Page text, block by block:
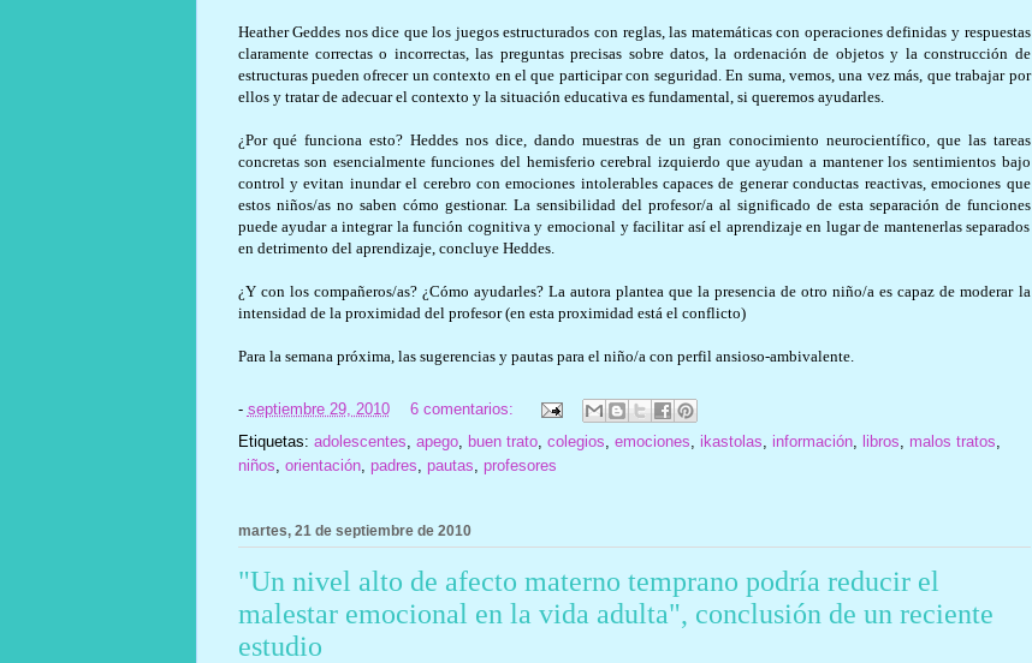
Heather Geddes nos dice que los juegos estructurados con reglas, las matemáticas con operaciones definidas y respuestas
claramente correctas o incorrectas, las preguntas precisas sobre datos, la ordenación de objetos y la construcción de
estructuras pueden ofrecer un contexto en el que participar con seguridad. En suma, vemos, una vez más, que trabajar por
ellos y tratar de adecuar el contexto y la situación educativa es fundamental, si queremos ayudarles.
¿Por qué funciona esto? Heddes nos dice, dando muestras de un gran conocimiento neurocientífico, que las tareas
concretas son esencialmente funciones del hemisferio cerebral izquierdo que ayudan a mantener los sentimientos bajo
control y evitan inundar el cerebro con emociones intolerables capaces de generar conductas reactivas, emociones que
estos niños/as no saben cómo gestionar. La sensibilidad del profesor/a al significado de esta separación de funciones
puede ayudar a integrar la función cognitiva y emocional y facilitar así el aprendizaje en lugar de mantenerlas separados
en detrimento del aprendizaje, concluye Heddes.
¿Y con los compañeros/as? ¿Cómo ayudarles? La autora plantea que la presencia de otro niño/a es capaz de moderar la
intensidad de la proximidad del profesor (en esta proximidad está el conflicto)
Para la semana próxima, las sugerencias y pautas para el niño/a con perfil ansioso-ambivalente.
- septiembre 29, 2010
6 comentarios:
Etiquetas: adolescentes apego, buen trato, colegios emociones ikastolas información, libros malos tratos
niños orientación, padres pautas profesores
martes, 21 de septiembre de 2010
"Un nivel alto de afecto materno temprano podría reducir el
malestar emocional en la vida adulta", conclusión de un reciente
estudio